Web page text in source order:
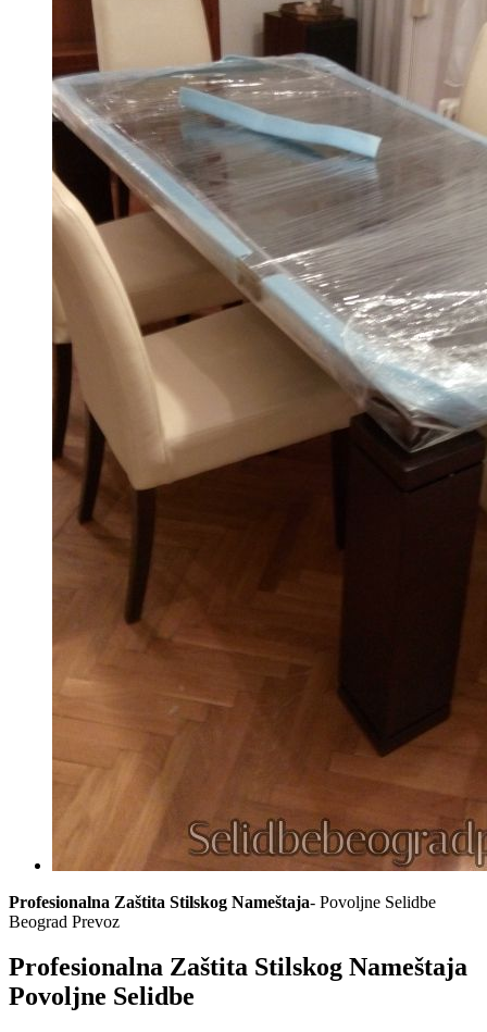
Profesionalna Zaštita Stilskog Nameštaja- Povoljne Selidbe
Beograd Prevoz
Profesionalna Zaštita Stilskog Nameštaja
Povoljne Selidbe